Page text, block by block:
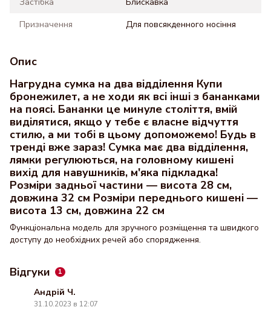
Призначення
Для повсякденного носіння
Опис
Нагрудна сумка на два відділення Купи
бронежилет, а не ходи як всі інші з бананками
на поясі. Бананки це минуле століття, вмій
виділятися, якщо у тебе є власне відчуття
стилю, а ми тобі в цьому допоможемо! Будь в
тренді вже зараз! Сумка має два відділення,
лямки регулюються, на головному кишені
вихід для навушників, м'яка підкладка!
Розміри задньої частини — висота 28 см,
довжина 32 см Розміри переднього кишені —
висота 13 см, довжина 22 см
Функціональна модель для зручного розміщення та швидкого
доступу до необхідних речей або спорядження.
Відгуки 1
Андрій Ч.
31.10.2023 в 12:07